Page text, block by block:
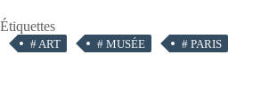
Étiquettes
# ART # MUSÉE # PARIS